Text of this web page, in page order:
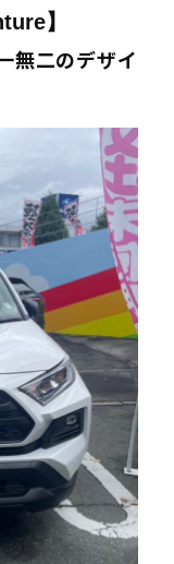
】
無二のデザイ